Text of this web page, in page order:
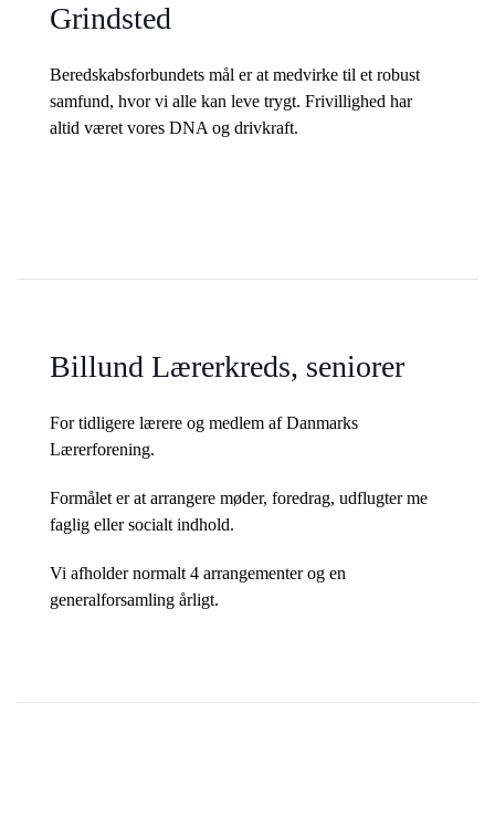
Grindsted
Beredskabsforbundets mål er at medvirke til et robust
samfund, hvor vi alle kan leve trygt. Frivillighed har
altid været vores DNA og drivkraft.
Billund Lærerkreds, seniorer
For tidligere lærere og medlem af Danmarks
Lærerforening.
Formålet er at arrangere møder, foredrag, udflugter me
faglig eller socialt indhold.
Vi afholder normalt 4 arrangementer og en
generalforsamling årligt.